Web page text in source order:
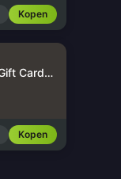
Kopen
Nintendo eShop Gift Card (HK)
Kopen